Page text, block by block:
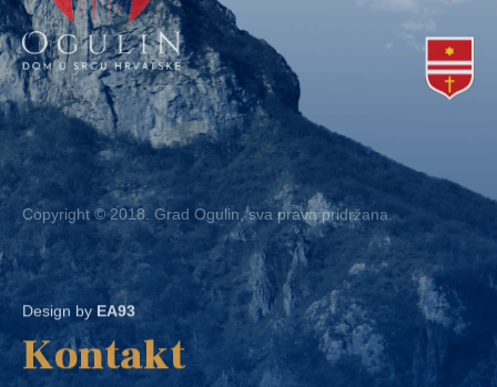
Copyright © 2018. Grad Ogulin, sva prava pridržana.
Design by EA93
Kontakt